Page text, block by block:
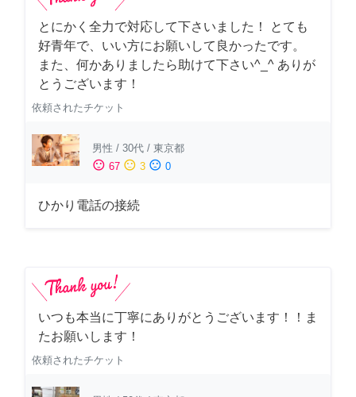
とにかく全力で対応して下さいました！ とても
好青年で、いい方にお願いして良かったです。
また、何かありましたら助けて下さい^_^ ありが
とうございます！
依頼されたチケット
男性 / 30代 / 東京都
sentiment_satisfied 67 sentiment_neutral 3 sentiment_dissatisfied 0
ひかり電話の接続
いつも本当に丁寧にありがとうございます！！ま
たお願いします！
依頼されたチケット